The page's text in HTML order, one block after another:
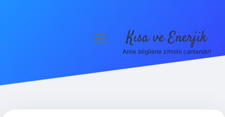
menüyü
Kısa ve Enerjik
Anlık bilgilerle zihnini canlandır!